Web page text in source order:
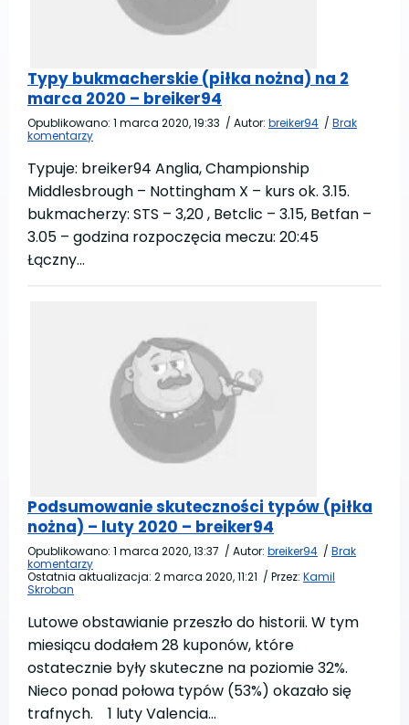
Typy bukmacherskie (piłka nożna) na 2
marca 2020 – breiker94
Opublikowano: 1 marca 2020, 19:33 / Autor: breiker94 / Brak
komentarzy
Typuje: breiker94 Anglia, Championship
Middlesbrough – Nottingham X – kurs ok. 3.15.
bukmacherzy: STS – 3,20 , Betclic – 3.15, Betfan –
3.05 – godzina rozpoczęcia meczu: 20:45
Łączny…
Podsumowanie skuteczności typów (piłka
nożna) – luty 2020 – breiker94
Opublikowano: 1 marca 2020, 13:37 / Autor: breiker94 / Brak
komentarzy
Ostatnia aktualizacja: 2 marca 2020, 11:21 / Przez: Kamil
Skroban
Lutowe obstawianie przeszło do historii. W tym
miesiącu dodałem 28 kuponów, które
ostatecznie były skuteczne na poziomie 32%.
Nieco ponad połowa typów (53%) okazało się
trafnych. 1 luty Valencia…